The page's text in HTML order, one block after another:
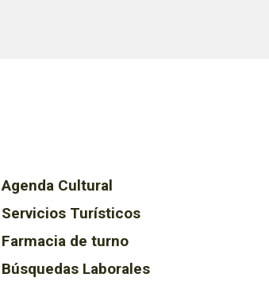
Agenda Cultural
Servicios Turísticos
Farmacia de turno
Búsquedas Laborales